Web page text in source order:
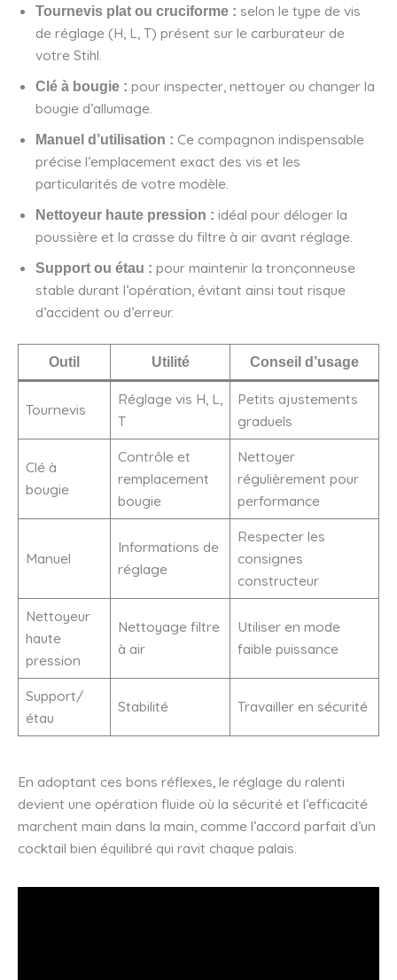
Tournevis plat ou cruciforme : selon le type de vis
de réglage (H, L, T) présent sur le carburateur de
votre Stihl.
Clé à bougie : pour inspecter, nettoyer ou changer la
bougie d’allumage.
Manuel d’utilisation : Ce compagnon indispensable
précise l’emplacement exact des vis et les
particularités de votre modèle.
Nettoyeur haute pression : idéal pour déloger la
poussière et la crasse du filtre à air avant réglage.
Support ou étau : pour maintenir la tronçonneuse
stable durant l’opération, évitant ainsi tout risque
d’accident ou d’erreur.
Outil Utilité Conseil d’usage
Tournevis
Réglage vis H, L,
T
Petits ajustements
graduels
Clé à
bougie
Contrôle et
remplacement
bougie
Nettoyer
régulièrement pour
performance
Manuel
Informations de
réglage
Respecter les
consignes
constructeur
Nettoyeur
haute
pression
Nettoyage filtre
à air
Utiliser en mode
faible puissance
Support/
étau
Stabilité Travailler en sécurité
En adoptant ces bons réflexes, le réglage du ralenti
devient une opération fluide où la sécurité et l’efficacité
marchent main dans la main, comme l’accord parfait d’un
cocktail bien équilibré qui ravit chaque palais.